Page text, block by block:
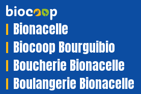
Bionacelle
Biocoop Bourguibio
Boucherie Bionacelle
Boulangerie Bionacelle